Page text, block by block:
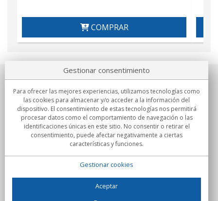
COMPRAR
Sobre nosotros
Compromisos
Compras
Gestionar consentimiento
Para ofrecer las mejores experiencias, utilizamos tecnologías como
las cookies para almacenar y/o acceder a la información del
dispositivo. El consentimiento de estas tecnologías nos permitirá
procesar datos como el comportamiento de navegación o las
identificaciones únicas en este sitio. No consentir o retirar el
consentimiento, puede afectar negativamente a ciertas
características y funciones.
Gestionar cookies
Aceptar